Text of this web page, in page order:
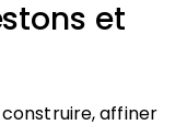
et
construire, affiner